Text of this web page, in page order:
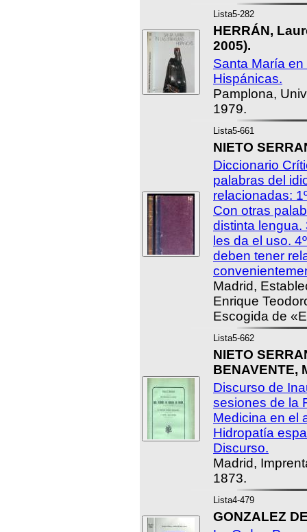
Lista5-282
HERRÁN,
2005).
Santa María
Hispánicas.
Pamplona,
1979.
Lista5-661
NIETO
Diccionario
palabras del
relacionadas:
Con otras
distinta lengua.
les da el uso.
deben tener
Madrid,
Enrique
Escogida de
Lista5-662
NIETO
BENAVENTE,
Discurso de
sesiones de la
Medicina en el
Hidropatía
Discurso.
Madrid,
1873.
Lista4-479
GONZALEZ